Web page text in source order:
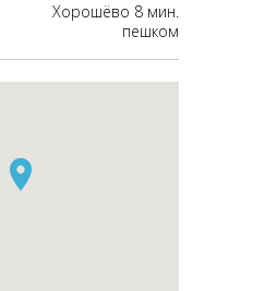
Хорошёво 8 мин.
пешком